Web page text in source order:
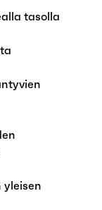
tasolla
yleisen